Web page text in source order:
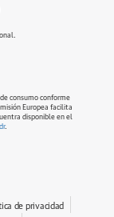
consumo conforme
Europea facilita
disponible en el
.
de privacidad